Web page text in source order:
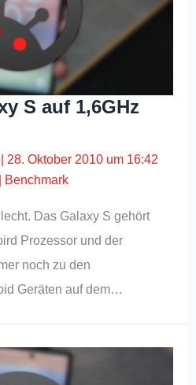
S auf 1,6GHz
28. Oktober 2010 um 16:42
Benchmark
Das Galaxy S gehört
Prozessor und der
noch zu den
Geräten auf dem…